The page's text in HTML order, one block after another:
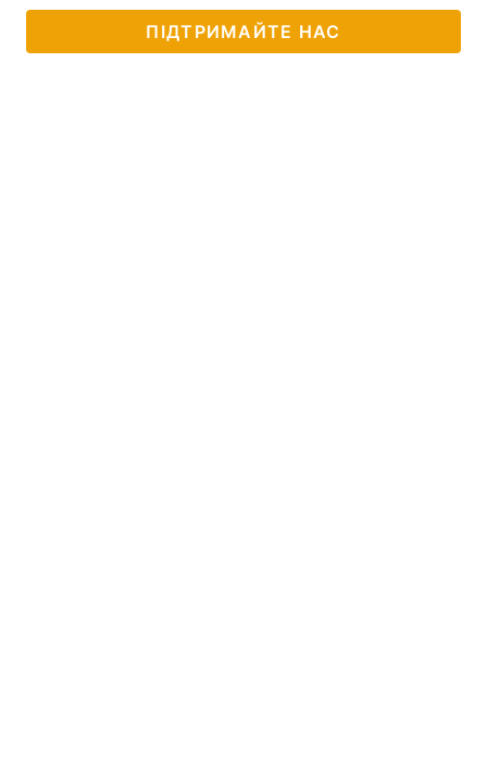
ПІДТРИМАЙТЕ НАС